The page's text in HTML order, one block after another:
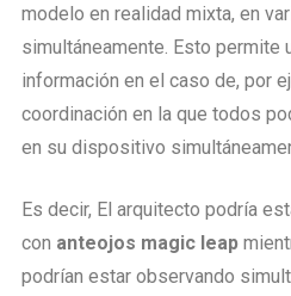
modelo en realidad mixta, en
simultáneamente. Esto permite
información en el caso de, por
coordinación en la que todos
en su dispositivo
Es decir, El arquitecto podría
con anteojos magic leap
podrían estar observando